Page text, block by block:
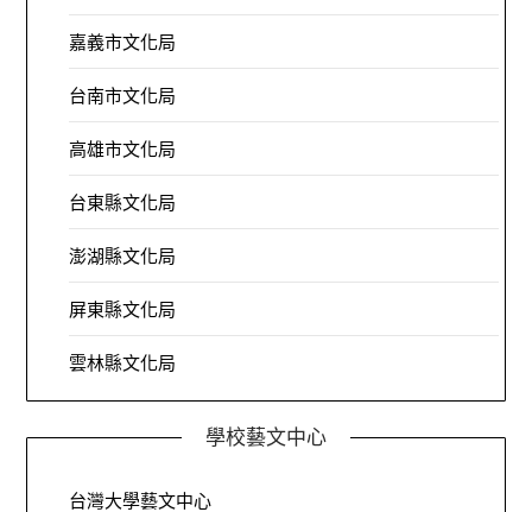
嘉義市文化局
台南市文化局
高雄市文化局
台東縣文化局
澎湖縣文化局
屏東縣文化局
雲林縣文化局
學校藝文中心
台灣大學藝文中心